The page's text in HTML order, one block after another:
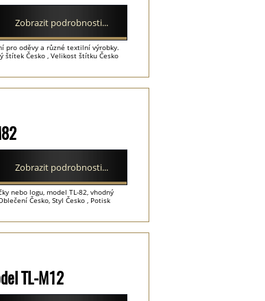
pro oděvy a různé textilní výrobky.
štítek Česko , Velikost štítku Česko
Zobrazit podrobnosti...
nebo logu, model TL-82, vhodný
Česko, Styl Česko , Potisk
Zobrazit podrobnosti...
TL-M12